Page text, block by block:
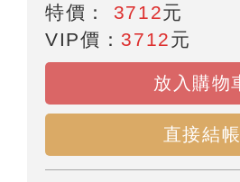
特價： 3712元
VIP價： 3712元
放入購物
直接結帳